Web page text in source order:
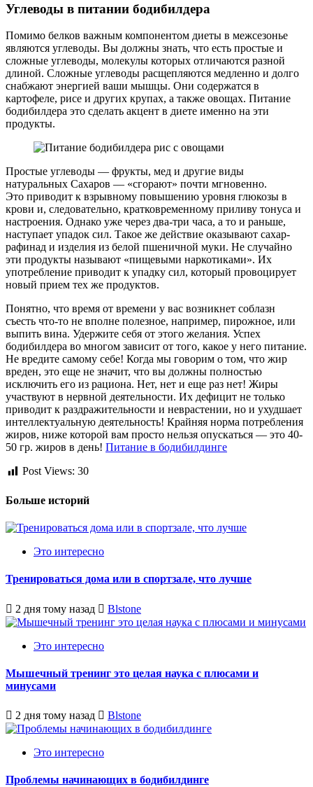
Углеводы в питании бодибилдера
Помимо белков важным компонентом диеты в межсезонье
являются углеводы. Вы должны знать, что есть простые и
сложные углеводы, молекулы которых отличаются разной
длиной. Сложные углеводы расщепляются медленно и долго
снабжают энергией ваши мышцы. Они содержатся в
картофеле, рисе и других крупах, а также овощах. Питание
бодибилдера это сделать акцент в диете именно на эти
продукты.
Простые углеводы — фрукты, мед и другие виды
натуральных Сахаров — «сгорают» почти мгновенно.
Это приводит к взрывному повышению уровня глюкозы в
крови и, следовательно, кратковременному приливу тонуса и
настроения. Однако уже через два-три часа, а то и раньше,
наступает упадок сил. Такое же действие оказывают сахар-
рафинад и изделия из белой пшеничной муки. Не случайно
эти продукты называют «пищевыми наркотиками». Их
употребление приводит к упадку сил, который провоцирует
новый прием тех же продуктов.
Понятно, что время от времени у вас возникнет соблазн
съесть что-то не вполне полезное, например, пирожное, или
выпить вина. Удержите себя от этого желания. Успех
бодибилдера во многом зависит от того, какое у него питание.
Не вредите самому себе! Когда мы говорим о том, что жир
вреден, это еще не значит, что вы должны полностью
исключить его из рациона. Нет, нет и еще раз нет! Жиры
участвуют в нервной деятельности. Их дефицит не только
приводит к раздражительности и неврастении, но и ухудшает
интеллектуальную деятельность! Крайняя норма потребления
жиров, ниже которой вам просто нельзя опускаться — это 40-
50 гр. жиров в день! Питание в бодибилдинге
Post Views: 30
Больше историй
Это интересно
Тренироваться дома или в спортзале, что лучше
2 дня тому назад Blstone
Это интересно
Мышечный тренинг это целая наука с плюсами и
минусами
2 дня тому назад Blstone
Это интересно
Проблемы начинающих в бодибилдинге